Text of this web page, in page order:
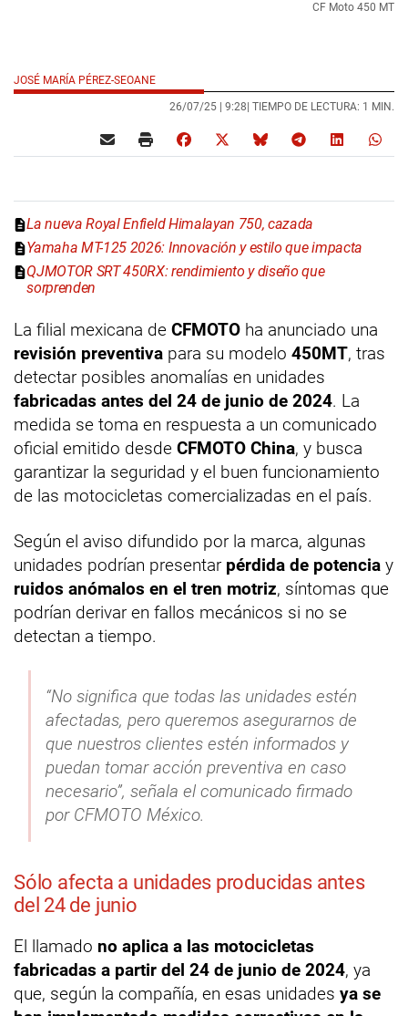
CF Moto 450 MT
JOSÉ MARÍA PÉREZ-SEOANE
26/07/25 | 9:28 | TIEMPO DE LECTURA: 1 MIN.
La nueva Royal Enfield Himalayan 750, cazada
Yamaha MT-125 2026: Innovación y estilo que impacta
QJMOTOR SRT 450RX: rendimiento y diseño que
sorprenden
La filial mexicana de CFMOTO ha anunciado una
revisión preventiva para su modelo 450MT, tras
detectar posibles anomalías en unidades
fabricadas antes del 24 de junio de 2024. La
medida se toma en respuesta a un comunicado
oficial emitido desde CFMOTO China, y busca
garantizar la seguridad y el buen funcionamiento
de las motocicletas comercializadas en el país.
Según el aviso difundido por la marca, algunas
unidades podrían presentar pérdida de potencia y
ruidos anómalos en el tren motriz, síntomas que
podrían derivar en fallos mecánicos si no se
detectan a tiempo.
“No significa que todas las unidades estén
afectadas, pero queremos asegurarnos de
que nuestros clientes estén informados y
puedan tomar acción preventiva en caso
necesario”, señala el comunicado firmado
por CFMOTO México.
Sólo afecta a unidades producidas antes
del 24 de junio
El llamado no aplica a las motocicletas
fabricadas a partir del 24 de junio de 2024, ya
que, según la compañía, en esas unidades ya se